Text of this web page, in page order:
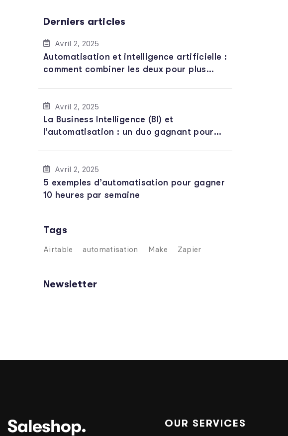
Derniers articles
Avril 2, 2025
Automatisation et intelligence artificielle :
comment combiner les deux pour plus
Avril 2, 2025
La Business Intelligence (BI) et
l’automatisation : un duo gagnant pour
Avril 2, 2025
5 exemples d’automatisation pour gagner
10 heures par semaine
Tags
Airtable automatisation Make Zapier
Newsletter
OUR SERVICES